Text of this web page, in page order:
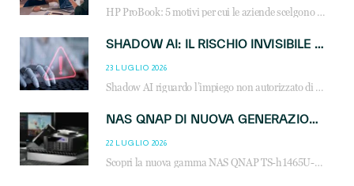
HP ProBook: 5 motivi per cui le aziende scelgono i notebook business HP per migliorare produttività, sicurezza e gestione dell’AI.
SHADOW AI: IL RISCHIO INVISIBILE CHE LE AZIENDE POSSONO GOVERNARE
23 LUGLIO 2026
Shadow AI riguardo l’impiego non autorizzato di sistemi AI all’interno dell’azienda. E’ una pratica che si diffonde a partire dai dipendenti fino ai dirigenti e mette a repentaglio la cybersecurity, con costi più elevati per le organizzazioni. Due recenti report illustrano il fenomeno e forniscono dati in merito
NAS QNAP DI NUOVA GENERAZIONE: PIÙ PRESTAZIONI, SCALABILITÀ E PROTEZIONE DEI DATI PER LE INFRASTRUTTURE IT MODERNE
22 LUGLIO 2026
Scopri la nuova gamma NAS QNAP TS-h1465U-RP, TS-h1065eU e TS-h665U: storage aziendale con ZFS, DDR5, E1.S NVMe e connettività 2.5GbE per backup, virtualizzazione e cybersecurity.